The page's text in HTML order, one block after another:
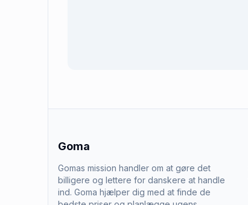
Goma
Gomas mission handler om at gøre det
billigere og lettere for danskere at handle
ind. Goma hjælper dig med at finde de